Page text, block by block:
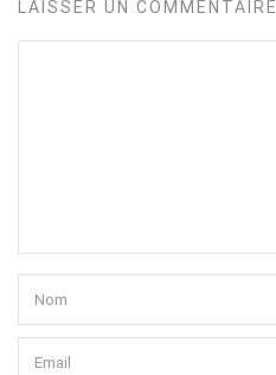
LAISSER UN COMMENTAIRE